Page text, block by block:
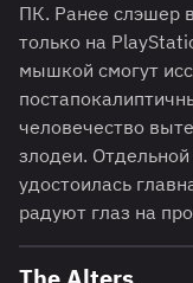
ПК. Ранее слэшер
только на
мышкой смогут
человечество
злодеи.
удостоилась
радуют глаз на